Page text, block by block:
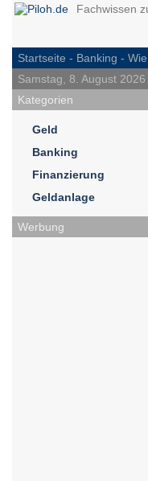
Fachwissen
Startseite - Banking -
Samstag, 8. August 2026
Kategorien
Geld
Banking
Finanzierung
Geldanlage
Werbung